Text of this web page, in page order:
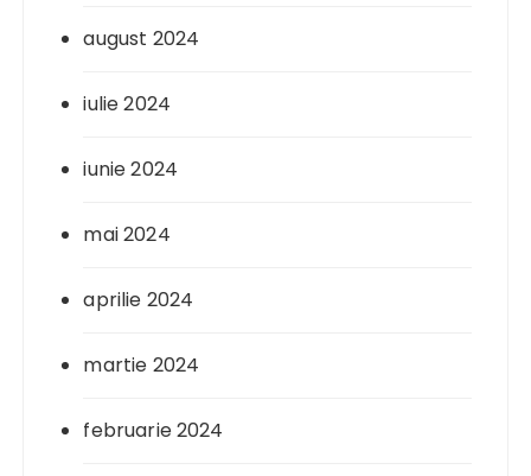
august 2024
iulie 2024
iunie 2024
mai 2024
aprilie 2024
martie 2024
februarie 2024